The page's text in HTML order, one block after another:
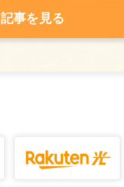
記事を見る